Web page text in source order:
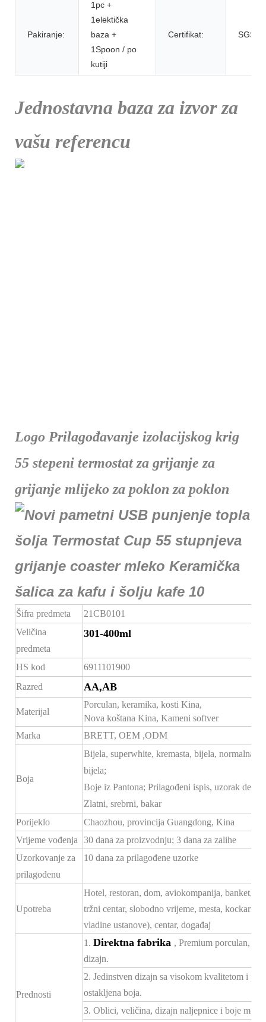
Pakiranje:
1pc +
1elektička
baza +
1Spoon / po
kutiji
Certifikat: SGS
Jednostavna baza za izvor za
vašu referencu
Logo Prilagođavanje izolacijskog krig
55 stepeni termostat za grijanje za
grijanje mlijeko za poklon za poklon
Šifra predmeta
21CB0101
Veličina
predmeta
301-400ml
HS kod
6911101900
Razred
AA,AB
Materijal
Porculan, keramika, kosti Kina,
Nova koštana Kina, Kameni softver
Marka
BRETT, OEM ,ODM
Boja
Bijela, superwhite, kremasta, bijela, normalna
bijela;
Boje iz Pantona; Prilagođeni ispis, uzorak
Zlatni, srebrni, bakar
Porijeklo
Chaozhou, provincija Guangdong, Kina
Vrijeme vođenja
30 dana za proizvodnju; 3 dana za zalihe
Uzorkovanje za
prilagođenu
10 dana za prilagođene uzorke
Upotreba
Hotel, restoran, dom, aviokompanija, banket,
tržni centar, slobodno vrijeme, mesta,
vladine ustanove), centar, događaj
Prednosti
1. Direktna fabrika , Premium porculan,
dizajn.
2. Jedinstven dizajn sa visokom kvalitetom i
ostakljena boja.
3. Oblici, veličina, dizajn naljepnice i boje